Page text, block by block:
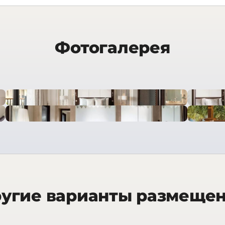
Фотогалерея
варианты